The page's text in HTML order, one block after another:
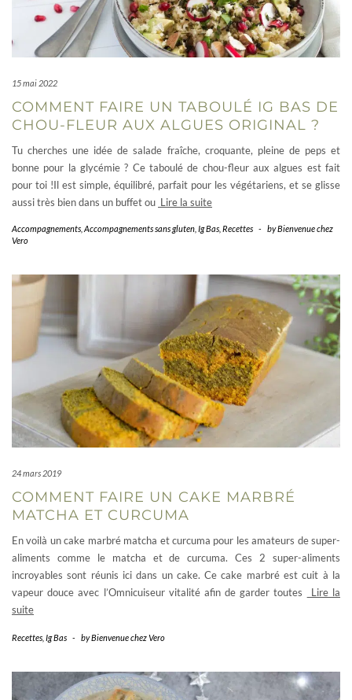
15 mai 2022
COMMENT FAIRE UN TABOULÉ IG BAS DE
CHOU-FLEUR AUX ALGUES ORIGINAL ?
Tu cherches une idée de salade fraîche, croquante, pleine de peps et
bonne pour la glycémie ? Ce taboulé de chou-fleur aux algues est fait
pour toi !Il est simple, équilibré, parfait pour les végétariens, et se glisse
aussi très bien dans un buffet ou Lire la suite
Accompagnements Accompagnements sans gluten Ig Bas Recettes - byBienvenue chez
Vero
24 mars 2019
COMMENT FAIRE UN CAKE MARBRÉ
MATCHA ET CURCUMA
En voilà un cake marbré matcha et curcuma pour les amateurs de super-
aliments comme le matcha et de curcuma. Ces 2 super-aliments
incroyables sont réunis ici dans un cake. Ce cake marbré est cuit à la
vapeur douce avec l’Omnicuiseur vitalité afin de garder toutes
Lire la
suite
Recettes Ig Bas - byBienvenue chez Vero